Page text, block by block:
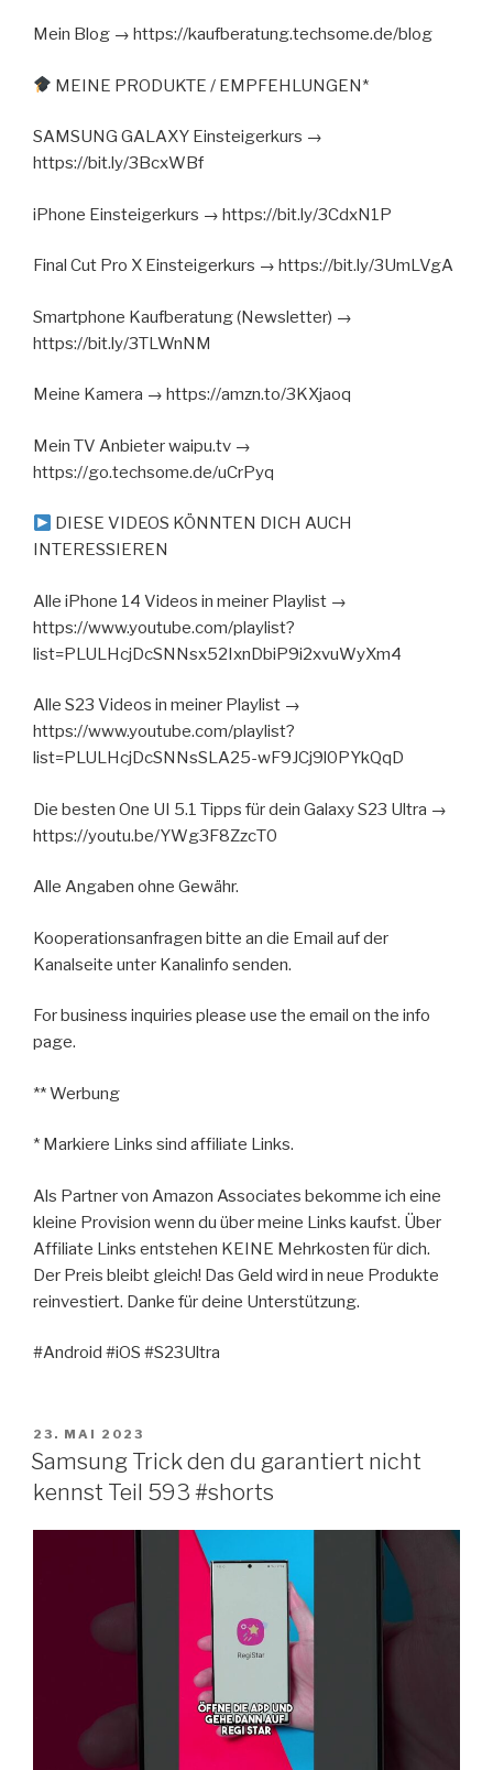
Mein Blog → https://kaufberatung.techsome.de/blog
MEINE PRODUKTE / EMPFEHLUNGEN*
SAMSUNG GALAXY Einsteigerkurs →
https://bit.ly/3BcxWBf
iPhone Einsteigerkurs → https://bit.ly/3CdxN1P
Final Cut Pro X Einsteigerkurs → https://bit.ly/3UmLVgA
Smartphone Kaufberatung (Newsletter) →
https://bit.ly/3TLWnNM
Meine Kamera → https://amzn.to/3KXjaoq
Mein TV Anbieter waipu.tv →
https://go.techsome.de/uCrPyq
DIESE VIDEOS KÖNNTEN DICH AUCH
INTERESSIEREN
Alle iPhone 14 Videos in meiner Playlist →
https://www.youtube.com/playlist?
list=PLULHcjDcSNNsx52IxnDbiP9i2xvuWyXm4
Alle S23 Videos in meiner Playlist →
https://www.youtube.com/playlist?
list=PLULHcjDcSNNsSLA25-wF9JCj9l0PYkQqD
Die besten One UI 5.1 Tipps für dein Galaxy S23 Ultra →
https://youtu.be/YWg3F8ZzcT0
Alle Angaben ohne Gewähr.
Kooperationsanfragen bitte an die Email auf der
Kanalseite unter Kanalinfo senden.
For business inquiries please use the email on the info
page.
** Werbung
* Markiere Links sind affiliate Links.
Als Partner von Amazon Associates bekomme ich eine
kleine Provision wenn du über meine Links kaufst. Über
Affiliate Links entstehen KEINE Mehrkosten für dich.
Der Preis bleibt gleich! Das Geld wird in neue Produkte
reinvestiert. Danke für deine Unterstützung.
#Android #iOS #S23Ultra
VERÖFFENTLICHT
AM
23. MAI 2023
Samsung Trick den du garantiert nicht
kennst Teil 593 #shorts